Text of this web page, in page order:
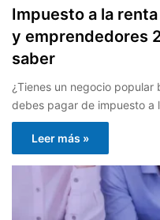
Impuesto a la
y emprendedores
saber
¿Tienes un negocio popular
debes pagar de impuesto a
Leer más »